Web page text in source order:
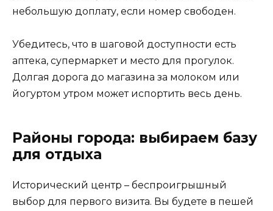
небольшую доплату, если номер свободен.
Убедитесь, что в шаговой доступности есть
аптека, супермаркет и место для прогулок.
Долгая дорога до магазина за молоком или
йогуртом утром может испортить весь день.
Районы города: выбираем базу
для отдыха
Исторический центр – беспроигрышный
выбор для первого визита. Вы будете в пешей